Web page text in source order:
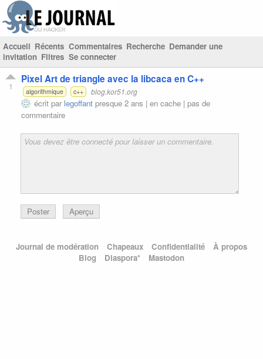
Accueil Récents Commentaires Recherche Demander une
invitation Filtres Se connecter
1
Pixel Art de triangle avec la libcaca en C++
algorithmique c++ blog.kor51.org
écrit par legoffant presque 2 ans | en cache | pas de
commentaire
Poster Aperçu
Journal de modération Chapeaux Confidentialité
À propos
Blog
Diaspora* Mastodon